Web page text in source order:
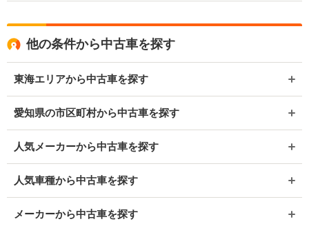
他の条件から中古車を探す
東海エリアから中古車を探す
愛知県の市区町村から中古車を探す
人気メーカーから中古車を探す
人気車種から中古車を探す
メーカーから中古車を探す